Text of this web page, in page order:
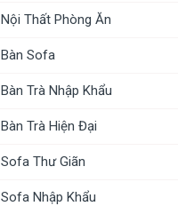
Nội Thất Phòng Ăn
Bàn Sofa
Bàn Trà Nhập Khẩu
Bàn Trà Hiện Đại
Sofa Thư Giãn
Sofa Nhập Khẩu